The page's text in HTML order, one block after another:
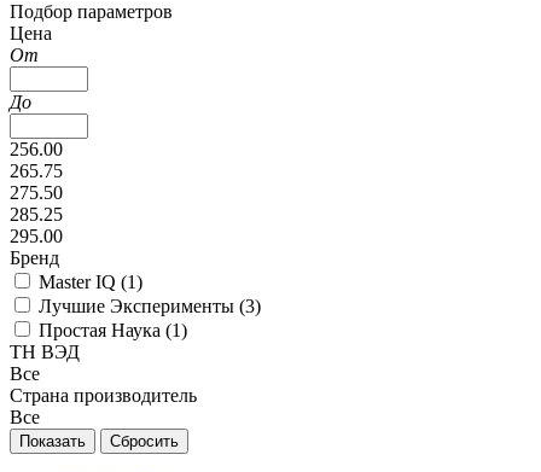
Подбор параметров
Цена
От
До
256.00
265.75
275.50
285.25
295.00
Бренд
Master IQ (1)
Лучшие Эксперименты (3)
Простая Наука (1)
ТН ВЭД
Все
Страна производитель
Все